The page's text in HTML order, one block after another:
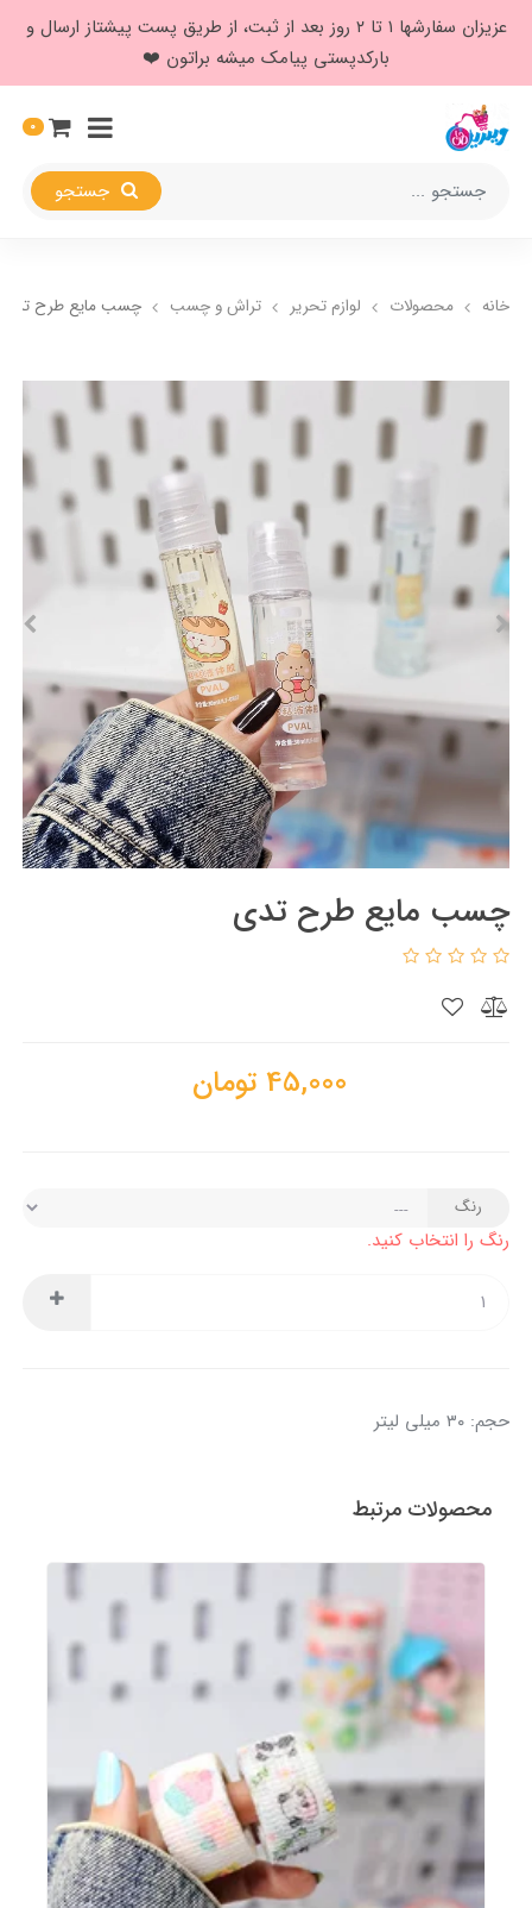
عزیزان سفارشها ۱ تا ۲ روز بعد از ثبت، از طریق پست پیشتاز ارسال و
بارکدپستی پیامک میشه براتون ❤️
0
خانه محصولات لوازم تحریر تراش و چسب چسب مایع طرح تدی
چسب مایع طرح تدی
45,000 تومان
رنگ
رنگ را انتخاب کنید.
حجم: ۳۰ میلی لیتر
محصولات مرتبط